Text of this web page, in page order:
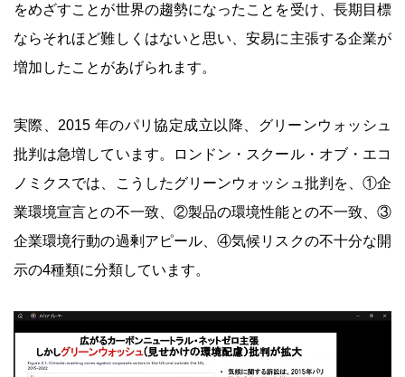
をめざすことが世界の趨勢になったことを受け、長期目標
ならそれほど難しくはないと思い、安易に主張する企業が
増加したことがあげられます。
実際、2015 年のパリ協定成立以降、グリーンウォッシュ
批判は急増しています。ロンドン・スクール・オブ・エコ
ノミクスでは、こうしたグリーンウォッシュ批判を、①企
業環境宣言との不一致、②製品の環境性能との不一致、③
企業環境行動の過剰アピール、④気候リスクの不十分な開
示の4種類に分類しています。